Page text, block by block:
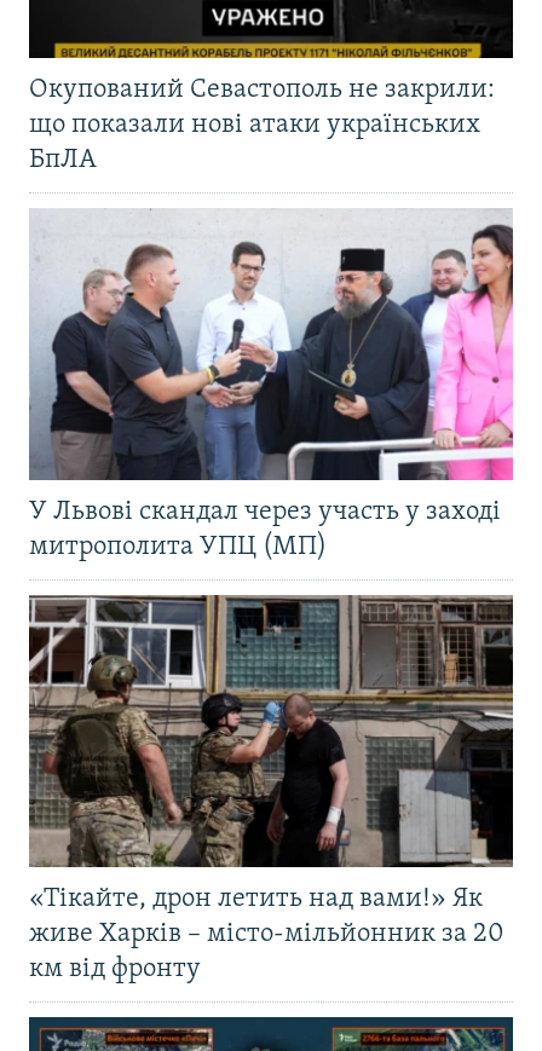
Окупований Севастополь не закрили:
що показали нові атаки українських
БпЛА
У Львові скандал через участь у заході
митрополита УПЦ (МП)
«Тікайте, дрон летить над вами!» Як
живе Харків – місто-мільйонник за 20
км від фронту